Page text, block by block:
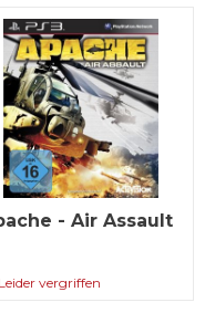
- Air Assault
Leider vergriffen